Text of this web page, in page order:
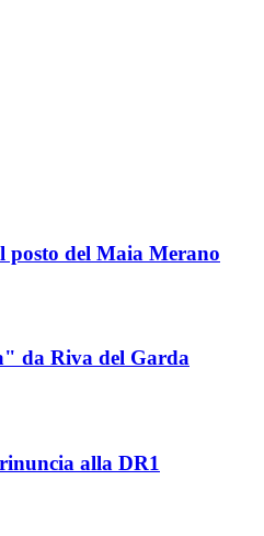
posto del Maia Merano
da Riva del Garda
alla DR1